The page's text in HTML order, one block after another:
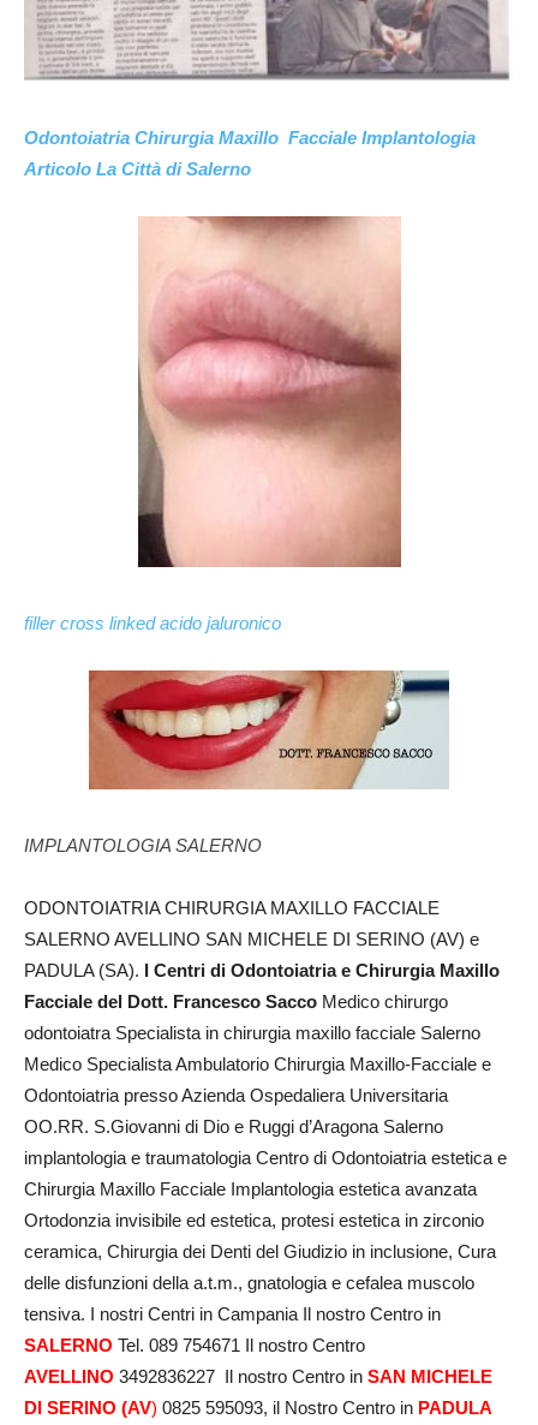
Odontoiatria Chirurgia Maxillo Facciale Implantologia
Articolo La Città di Salerno
filler cross linked acido jaluronico
IMPLANTOLOGIA SALERNO
ODONTOIATRIA CHIRURGIA MAXILLO FACCIALE
SALERNO AVELLINO SAN MICHELE DI SERINO (AV) e
PADULA (SA). I Centri di Odontoiatria e Chirurgia Maxillo
Facciale del Dott. Francesco Sacco Medico chirurgo
odontoiatra Specialista in chirurgia maxillo facciale Salerno
Medico Specialista Ambulatorio Chirurgia Maxillo-Facciale e
Odontoiatria presso Azienda Ospedaliera Universitaria
OO.RR. S.Giovanni di Dio e Ruggi d’Aragona Salerno
implantologia e traumatologia Centro di Odontoiatria estetica e
Chirurgia Maxillo Facciale Implantologia estetica avanzata
Ortodonzia invisibile ed estetica, protesi estetica in zirconio
ceramica, Chirurgia dei Denti del Giudizio in inclusione, Cura
delle disfunzioni della a.t.m., gnatologia e cefalea muscolo
tensiva. I nostri Centri in Campania Il nostro Centro in
SALERNO Tel. 089 754671 Il nostro Centro
AVELLINO 3492836227 Il nostro Centro in SAN MICHELE
DI SERINO (AV) 0825 595093, il Nostro Centro in PADULA